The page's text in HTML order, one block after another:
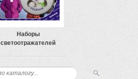
Наборы
светоотражателей